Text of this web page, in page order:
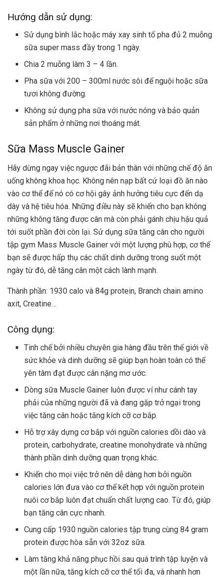
Hướng dẫn sử dụng:
Sử dụng bình lắc hoặc máy xay sinh tố pha đủ 2 muỗng
sữa super mass đầy trong 1 ngày.
Chia 2 muỗng làm 3 – 4 lần.
Pha sữa với 200 – 300ml nước sôi để nguội hoặc sữa
tươi không đường.
Không sử dụng pha sữa với nước nóng và bảo quản
sản phẩm ở những nơi thoáng mát.
Sữa Mass Muscle Gainer
Hãy dừng ngay việc ngược đãi bản thân với những chế độ ăn
uống không khoa học. Không nên nạp bất cứ loại đồ ăn nào
vào cơ thể để nó có cơ hội gây ảnh hưởng tiêu cực đến dạ
dày và hệ tiêu hóa. Những điều này sẽ khiến cho bạn không
những không tăng được cân mà còn phải gánh chịu hậu quả
tới suốt phần đời còn lại. Sử dụng sữa tăng cân cho người
tập gym Mass Muscle Gainer với một lượng phù hợp, cơ thể
bạn sẽ được hấp thụ các chất dinh dưỡng trong suốt một
ngày từ đó, dễ tăng cân một cách lành mạnh.
Thành phần: 1930 calo và 84g protein, Branch chain amino
axit, Creatine…
Công dụng:
Tinh chế bởi nhiều chuyên gia hàng đầu trên thế giới về
sức khỏe và dinh dưỡng sẽ giúp bạn hoàn toàn có thể
yên tâm đạt được cân nặng mơ ước.
Dòng sữa Muscle Gainer luôn được ví như cánh tay
phải của những người đã và đang gặp trở ngại trong
việc tăng cân hoặc tăng kích cỡ cơ bắp.
Hỗ trợ xây dựng cơ bắp với nguồn calories dồi dào và
protein, carbohydrate, creatine monohydrate và những
thành phần dinh dưỡng quan trọng khác.
Khiến cho mọi việc trở nên dễ dàng hơn bởi nguồn
calories lớn đưa vào cơ thể kết hợp với nguồn protein
nuôi cơ bắp luôn đạt chuẩn chất lượng cao. Từ đó, giúp
bạn tăng cân cực nhanh.
Cung cấp 1930 nguồn calories tập trung cùng 84 gram
protein được hòa sẵn với 32oz sữa.
Làm tăng khả năng phục hồi sau quá trình tập luyện và
một lần nữa, tăng kích cỡ cơ thể tối đa, và nhanh hơn